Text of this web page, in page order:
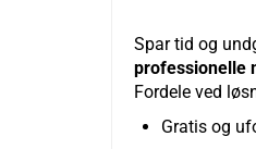
Spar tid og
professionelle
Fordele ved
Gratis og